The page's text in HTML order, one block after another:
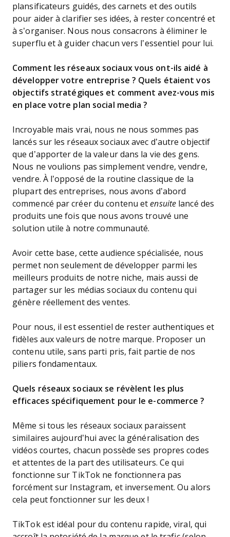
plansificateurs guidés, des carnets et des outils
pour aider à clarifier ses idées, à rester concentré et
à s’organiser. Nous nous consacrons à éliminer le
superflu et à guider chacun vers l’essentiel pour lui.
Comment les réseaux sociaux vous ont-ils aidé à
développer votre entreprise ? Quels étaient vos
objectifs stratégiques et comment avez-vous mis
en place votre plan social media ?
Incroyable mais vrai, nous ne nous sommes pas
lancés sur les réseaux sociaux avec d’autre objectif
que d’apporter de la valeur dans la vie des gens.
Nous ne voulions pas simplement vendre, vendre,
vendre. À l’opposé de la routine classique de la
plupart des entreprises, nous avons d’abord
commencé par créer du contenu etensuite lancé des
produits une fois que nous avons trouvé une
solution utile à notre communauté.
Avoir cette base, cette audience spécialisée, nous
permet non seulement de développer parmi les
meilleurs produits de notre niche, mais aussi de
partager sur les médias sociaux du contenu qui
génère réellement des ventes.
Pour nous, il est essentiel de rester authentiques et
fidèles aux valeurs de notre marque. Proposer un
contenu utile, sans parti pris, fait partie de nos
piliers fondamentaux.
Quels réseaux sociaux se révèlent les plus
efficaces spécifiquement pour le e-commerce ?
Même si tous les réseaux sociaux paraissent
similaires aujourd’hui avec la généralisation des
vidéos courtes, chacun possède ses propres codes
et attentes de la part des utilisateurs. Ce qui
fonctionne sur TikTok ne fonctionnera pas
forcément sur Instagram, et inversement. Ou alors
cela peut fonctionner sur les deux !
TikTok est idéal pour du contenu rapide, viral, qui